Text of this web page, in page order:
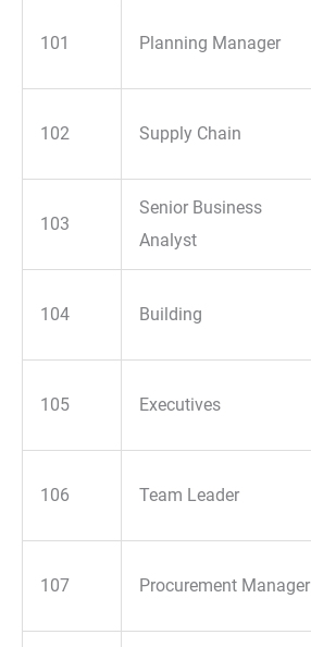
101 Planning Manager
102 Supply Chain
103
Senior Business
Analyst
104 Building
105 Executives
106 Team Leader
107 Procurement Manager